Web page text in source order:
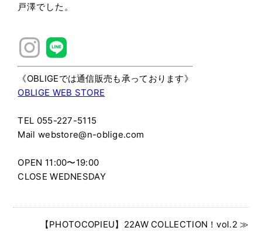
戸澤でした。
《OBLIGEでは通信販売も承っております》
OBLIGE WEB STORE
TEL 055-227-5115
Mail webstore@n-oblige.com
OPEN 11:00〜19:00
CLOSE WEDNESDAY
【PHOTOCOPIEU】22AW COLLECTION！vol.2 ≫